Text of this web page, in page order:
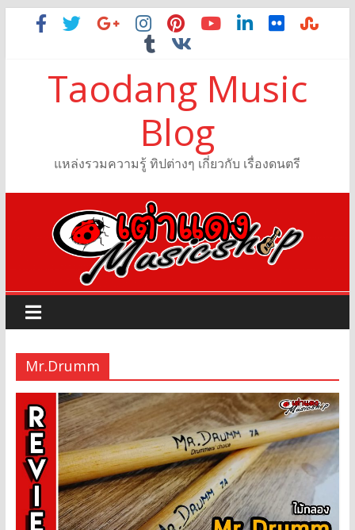
Taodang Music
Blog
แหล่งรวมความรู้ ทิปต่างๆ เกี่ยวกับ เรื่องดนตรี
Mr.Drumm